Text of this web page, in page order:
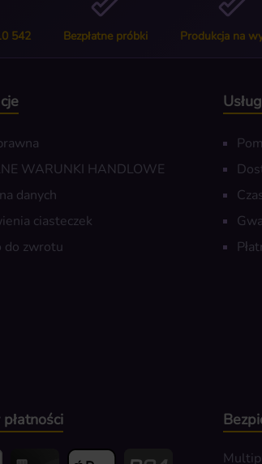
542 Bezpłatne próbki Produkcja na
WARUNKI HANDLOWE
danych
ciasteczek
do zwrotu